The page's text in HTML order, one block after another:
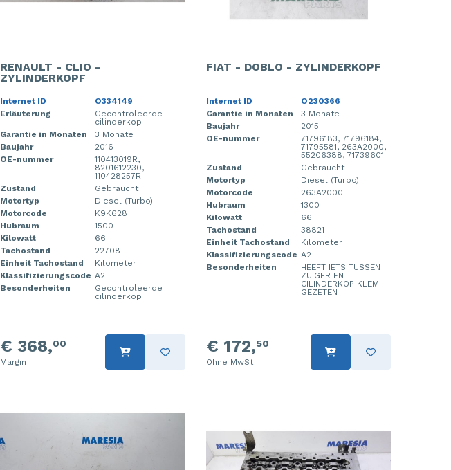
RENAULT - CLIO -
ZYLINDERKOPF
Internet ID
O334149
Erläuterung
Gecontroleerde
cilinderkop
Garantie in Monaten
3 Monate
Baujahr
2016
OE-nummer
110413019R,
8201612230,
110428257R
Zustand
Gebraucht
Motortyp
Diesel (Turbo)
Motorcode
K9K628
Hubraum
1500
Kilowatt
66
Tachostand
22708
Einheit Tachostand
Kilometer
Klassifizierungscode A2
Besonderheiten
Gecontroleerde
cilinderkop
€ 368,00
Margin
FIAT - DOBLO - ZYLINDERKOPF
Internet ID
O230366
Garantie in Monaten
3 Monate
Baujahr
2015
OE-nummer
71796183, 71796184,
71795581, 263A2000,
55206388, 71739601
Zustand
Gebraucht
Motortyp
Diesel (Turbo)
Motorcode
263A2000
Hubraum
1300
Kilowatt
66
Tachostand
38821
Einheit Tachostand
Kilometer
Klassifizierungscode A2
Besonderheiten
HEEFT IETS TUSSEN
ZUIGER EN
CILINDERKOP KLEM
GEZETEN
€ 172,50
Ohne MwSt